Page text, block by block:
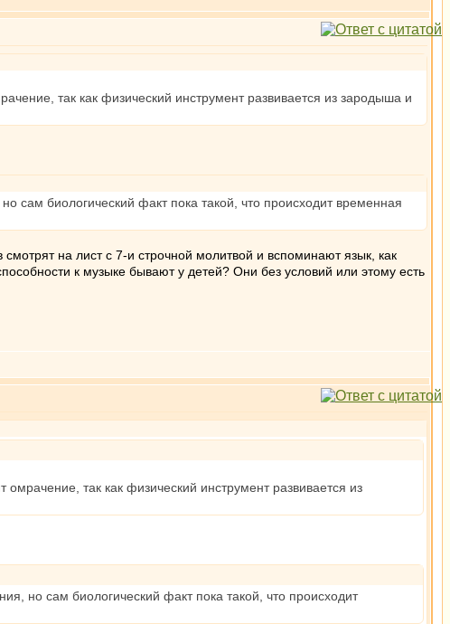
так как физический инструмент развивается из зародыша и
сам биологический факт пока такой, что происходит временная
на лист с 7-и строчной молитвой и вспоминают язык, как
к музыке бывают у детей? Они без условий или этому есть
так как физический инструмент развивается из
но сам биологический факт пока такой, что происходит